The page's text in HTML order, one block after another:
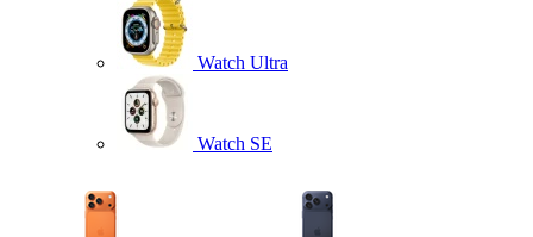
Watch Ultra
Watch SE